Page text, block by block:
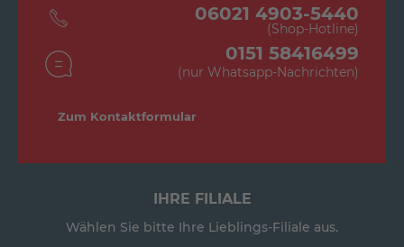
06021 4903-5440
(Shop-Hotline)
0151 58416499
(nur Whatsapp-Nachrichten)
Zum Kontaktformular
IHRE FILIALE
Wählen Sie bitte Ihre Lieblings-Filiale aus.